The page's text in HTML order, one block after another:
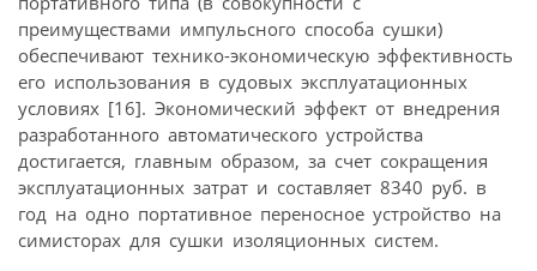
преимуществами импульсного способа сушки)
обеспечивают технико-экономическую эффективность
его использования в судовых эксплуатационных
условиях [16]. Экономический эффект от внедрения
разработанного автоматического устройства
достигается, главным образом, за счет сокращения
эксплуатационных затрат и составляет 8340 руб. в
год на одно портативное переносное устройство на
симисторах для сушки изоляционных систем.